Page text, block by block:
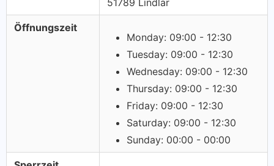
51789 Lindlar
Öffnungszeit
Monday: 09:00 - 12:30
Tuesday: 09:00 - 12:30
Wednesday: 09:00 - 12:30
Thursday: 09:00 - 12:30
Friday: 09:00 - 12:30
Saturday: 09:00 - 12:30
Sunday: 00:00 - 00:00